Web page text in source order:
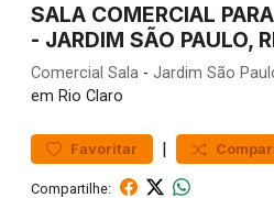
SALA COMERCIAL
- JARDIM SÃO PAULO,
Comercial Sala - Jardim São
em Rio Claro
Favoritar |
Compartilhe: